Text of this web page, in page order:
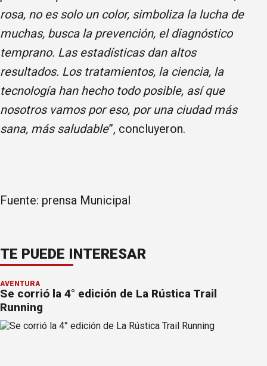
rosa, no es solo un color, simboliza la lucha de
muchas, busca la prevención, el diagnóstico
temprano. Las estadísticas dan altos
resultados. Los tratamientos, la ciencia, la
tecnología han hecho todo posible, así que
nosotros vamos por eso, por una ciudad más
sana, más saludable”, concluyeron.
Fuente: prensa Municipal
TE PUEDE INTERESAR
AVENTURA
Se corrió la 4° edición de La Rústica Trail
Running